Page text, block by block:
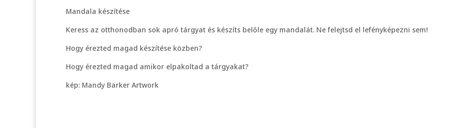
Mandala készítése
Keress az otthonodban sok apró tárgyat és készíts belőle egy mandalát. Ne felejtsd el lefényképezni sem!
Hogy érezted magad készítése közben?
Hogy érezted magad amikor elpakoltad a tárgyakat?
kép: Mandy Barker Artwork